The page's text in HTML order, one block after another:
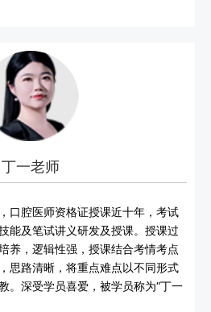
丁一老师
口腔医师资格证授课近十年，考试
能及笔试讲义研发及授课。授课过
养，逻辑性强，授课结合考情考点
思路清晰，将重点难点以不同形式
。深受学员喜爱，被学员称为“丁一